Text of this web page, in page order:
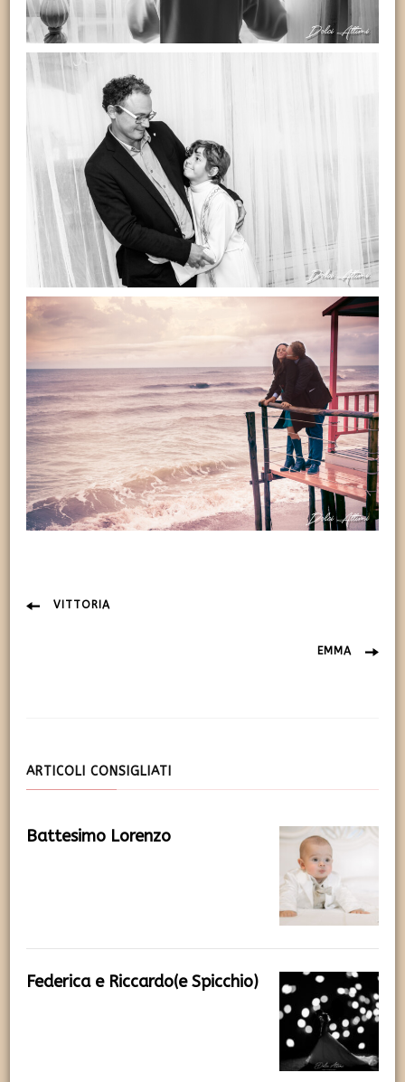
Navigazione
VITTORIA
EMMA
ARTICOLI CONSIGLIATI
Battesimo Lorenzo
Federica e Riccardo(e Spicchio)